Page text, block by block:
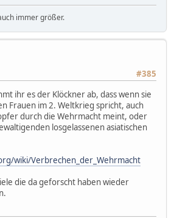
immer größer.
#385
ihr es der Klöckner ab, dass wenn sie
Frauen im 2. Weltkrieg spricht, auch
durch die Wehrmacht meint, oder
losgelassenen asiatischen
wiki/Verbrechen_der_Wehrmacht
die da geforscht haben wieder